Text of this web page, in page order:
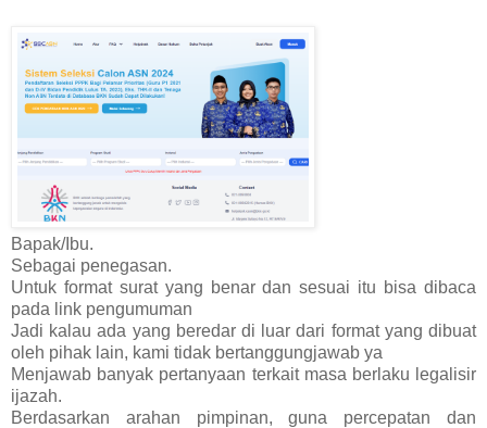
Bapak/Ibu.
Sebagai penegasan.
Untuk format surat yang benar dan sesuai itu bisa dibaca
pada link pengumuman
Jadi kalau ada yang beredar di luar dari format yang dibuat
oleh pihak lain, kami tidak bertanggungjawab ya
Menjawab banyak pertanyaan terkait masa berlaku legalisir
ijazah.
Berdasarkan arahan pimpinan, guna percepatan dan